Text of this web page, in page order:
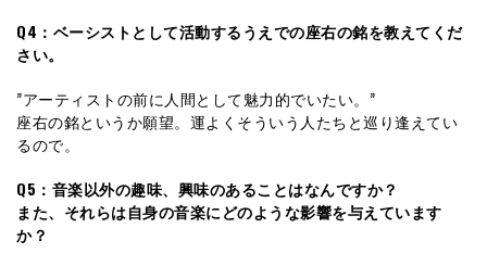
Q4：ベーシストとして活動するうえでの座右の銘を教えてくだ
さい。
”アーティストの前に人間として魅力的でいたい。”
座右の銘というか願望。運よくそういう人たちと巡り逢えてい
るので。
Q5：音楽以外の趣味、興味のあることはなんですか？
また、それらは自身の音楽にどのような影響を与えています
か？